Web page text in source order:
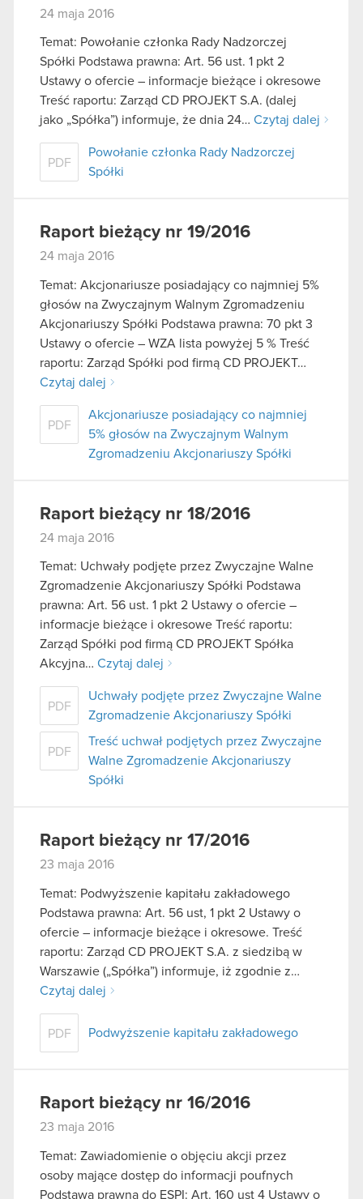
24 maja 2016
Temat: Powołanie członka Rady Nadzorczej
Spółki Podstawa prawna: Art. 56 ust. 1 pkt 2
Ustawy o ofercie – informacje bieżące i okresowe
Treść raportu: Zarząd CD PROJEKT S.A. (dalej
jako „Spółka”) informuje, że dnia 24… Czytaj dalej
PDF
Powołanie członka Rady Nadzorczej
Spółki
Raport bieżący nr 19/2016
24 maja 2016
Temat: Akcjonariusze posiadający co najmniej 5%
głosów na Zwyczajnym Walnym Zgromadzeniu
Akcjonariuszy Spółki Podstawa prawna: 70 pkt 3
Ustawy o ofercie – WZA lista powyżej 5 % Treść
raportu: Zarząd Spółki pod firmą CD PROJEKT…
Czytaj dalej
PDF
Akcjonariusze posiadający co najmniej
5% głosów na Zwyczajnym Walnym
Zgromadzeniu Akcjonariuszy Spółki
Raport bieżący nr 18/2016
24 maja 2016
Temat: Uchwały podjęte przez Zwyczajne Walne
Zgromadzenie Akcjonariuszy Spółki Podstawa
prawna: Art. 56 ust. 1 pkt 2 Ustawy o ofercie –
informacje bieżące i okresowe Treść raportu:
Zarząd Spółki pod firmą CD PROJEKT Spółka
Akcyjna… Czytaj dalej
PDF
Uchwały podjęte przez Zwyczajne Walne
Zgromadzenie Akcjonariuszy Spółki
PDF
Treść uchwał podjętych przez Zwyczajne
Walne Zgromadzenie Akcjonariuszy
Spółki
Raport bieżący nr 17/2016
23 maja 2016
Temat: Podwyższenie kapitału zakładowego
Podstawa prawna: Art. 56 ust, 1 pkt 2 Ustawy o
ofercie – informacje bieżące i okresowe. Treść
raportu: Zarząd CD PROJEKT S.A. z siedzibą w
Warszawie („Spółka”) informuje, iż zgodnie z…
Czytaj dalej
PDF Podwyższenie kapitału zakładowego
Raport bieżący nr 16/2016
23 maja 2016
Temat: Zawiadomienie o objęciu akcji przez
osoby mające dostęp do informacji poufnych
Podstawa prawna do ESPI: Art. 160 ust 4 Ustawy o